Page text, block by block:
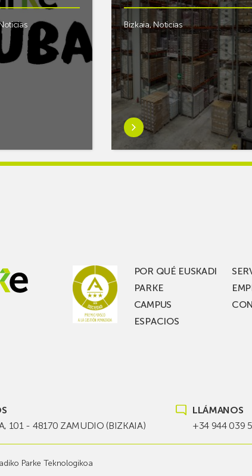
Bizkaia,Noticias
Saber
más
sobreAR
Racking
estanterías
POR QUÉ EUSKADI
PARKE
CAMPUS
ESPACIOS
101 - 48170 ZAMUDIO (BIZKAIA)
LLÁMANOS
+34 944 039
Parke Teknologikoa